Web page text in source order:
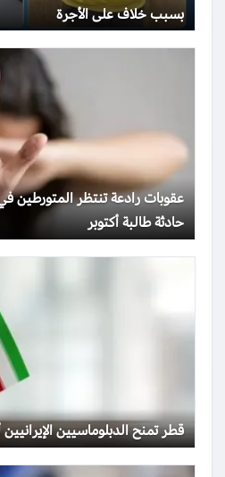
بسبب خلاف على الأجرة
عقوبات رادعة تنتظر المتورطين
حادثة طالبة أكتوبر
قطر تمنح الدبلوماسيين